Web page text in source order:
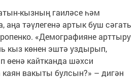
кызның гаиләсе һәм
аңа тәүлегенә артык буш сәгать
«Демографияне арттыру
кыз көнен эштә уздырып,
өенә кайтканда шәхси
вакыты булсын?» – дигән